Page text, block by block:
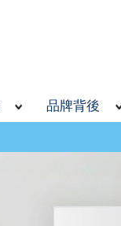
品牌背後